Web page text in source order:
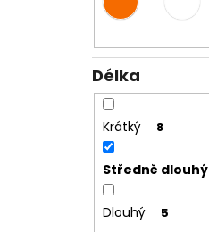
Délka
Krátký 8
Středně dlouhý
Dlouhý 5